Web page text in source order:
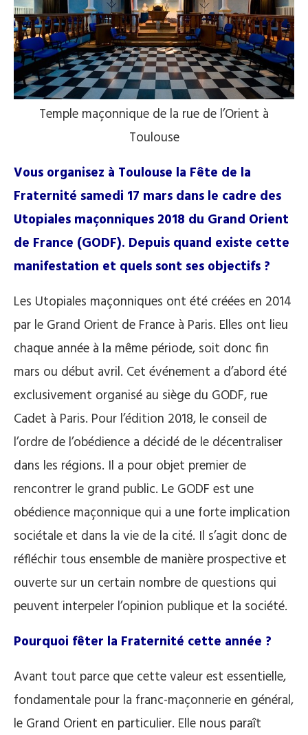
Temple maçonnique de la rue de l’Orient à
Toulouse
Vous organisez à Toulouse la Fête de la
Fraternité samedi 17 mars dans le cadre des
Utopiales maçonniques 2018 du Grand Orient
de France (GODF). Depuis quand existe cette
manifestation et quels sont ses objectifs ?
Les Utopiales maçonniques ont été créées en 2014
par le Grand Orient de France à Paris. Elles ont lieu
chaque année à la même période, soit donc fin
mars ou début avril. Cet événement a d’abord été
exclusivement organisé au siège du GODF, rue
Cadet à Paris. Pour l’édition 2018, le conseil de
l’ordre de l’obédience a décidé de le décentraliser
dans les régions. Il a pour objet premier de
rencontrer le grand public. Le GODF est une
obédience maçonnique qui a une forte implication
sociétale et dans la vie de la cité. Il s’agit donc de
réfléchir tous ensemble de manière prospective et
ouverte sur un certain nombre de questions qui
peuvent interpeler l’opinion publique et la société.
Pourquoi fêter la Fraternité cette année ?
Avant tout parce que cette valeur est essentielle,
fondamentale pour la franc-maçonnerie en général,
le Grand Orient en particulier. Elle nous paraît